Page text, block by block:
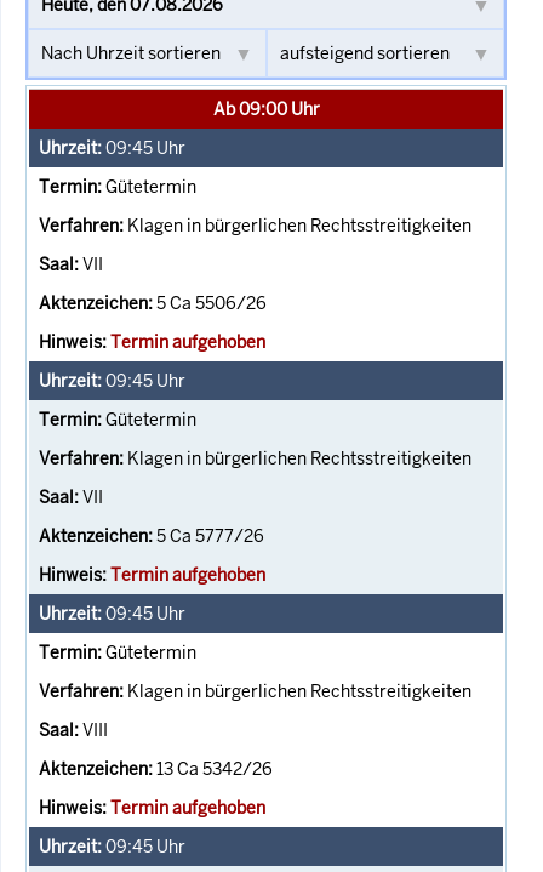
Ab 09:00 Uhr
09:45 Uhr
Gütetermin
Klagen in bürgerlichen Rechtsstreitigkeiten
VII
5 Ca 5506/26
Termin aufgehoben
09:45 Uhr
Gütetermin
Klagen in bürgerlichen Rechtsstreitigkeiten
VII
5 Ca 5777/26
Termin aufgehoben
09:45 Uhr
Gütetermin
Klagen in bürgerlichen Rechtsstreitigkeiten
VIII
13 Ca 5342/26
Termin aufgehoben
09:45 Uhr